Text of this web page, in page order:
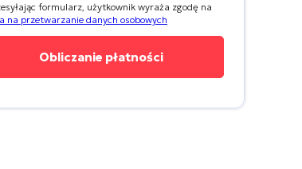
formularz, użytkownik wyraża zgodę na
na przetwarzanie danych osobowych